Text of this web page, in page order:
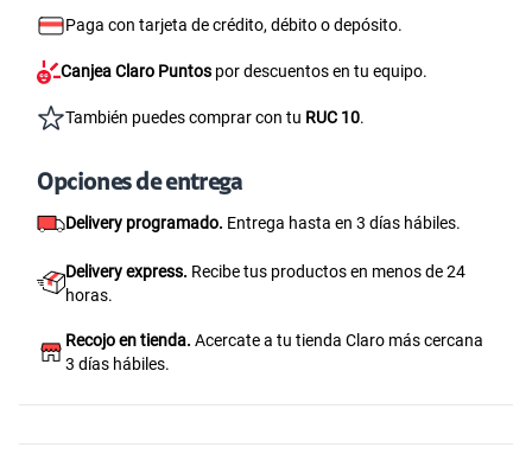
Paga con tarjeta de crédito, débito o depósito.
Canjea Claro Puntos por descuentos en tu equipo.
También puedes comprar con tu RUC 10.
Opciones de entrega
Delivery programado. Entrega hasta en 3 días hábiles.
Delivery express. Recibe tus productos en menos de 24
horas.
Recojo en tienda. Acercate a tu tienda Claro más cercana
3 días hábiles.